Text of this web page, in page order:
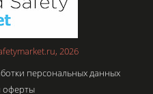
2026
персональных данных
оферты